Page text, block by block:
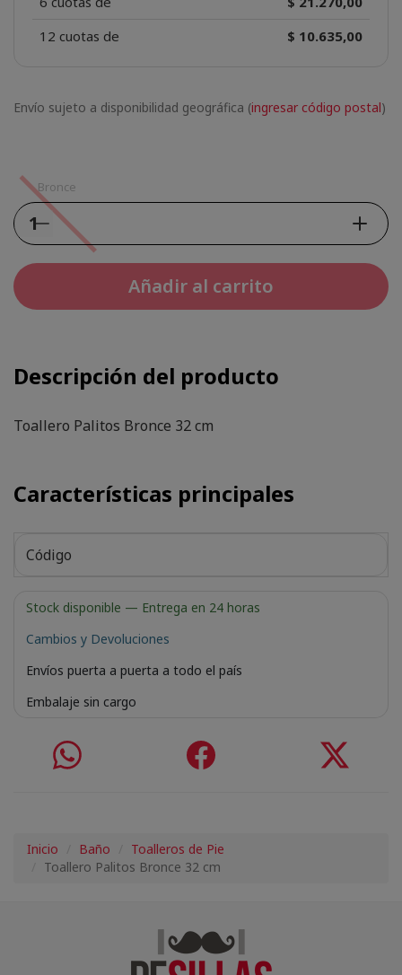
12 cuotas de
$ 10.635,00
Envío sujeto a disponibilidad geográfica (ingresar código postal)
Bronce
Añadir al carrito
Descripción del producto
Toallero Palitos Bronce 32 cm
Características principales
Código
Stock disponible — Entrega en 24 horas
Cambios y Devoluciones
Envíos puerta a puerta a todo el país
Embalaje sin cargo
Inicio Baño
Toalleros de Pie
Toallero Palitos Bronce 32 cm